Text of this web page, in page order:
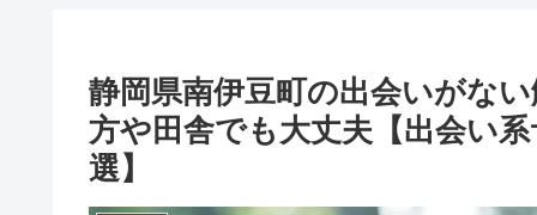
静岡県南伊豆町の出会いがな
方や田舎でも大丈夫【出会い
選】